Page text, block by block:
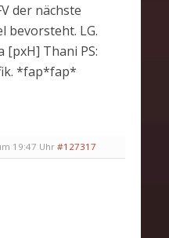
der nächste
bevorsteht. LG.
[pxH] Thani PS:
*fap*fap*
19:47 Uhr #127317